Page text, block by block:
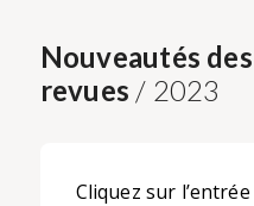
Nouveautés
revues / 2023
Cliquez sur